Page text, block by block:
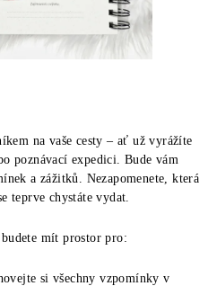
na vaše cesty – ať už vyrážíte
poznávací expedici. Bude vám
a zážitků. Nezapomenete, která
teprve chystáte vydat.
mít prostor pro:
si všechny vzpomínky v